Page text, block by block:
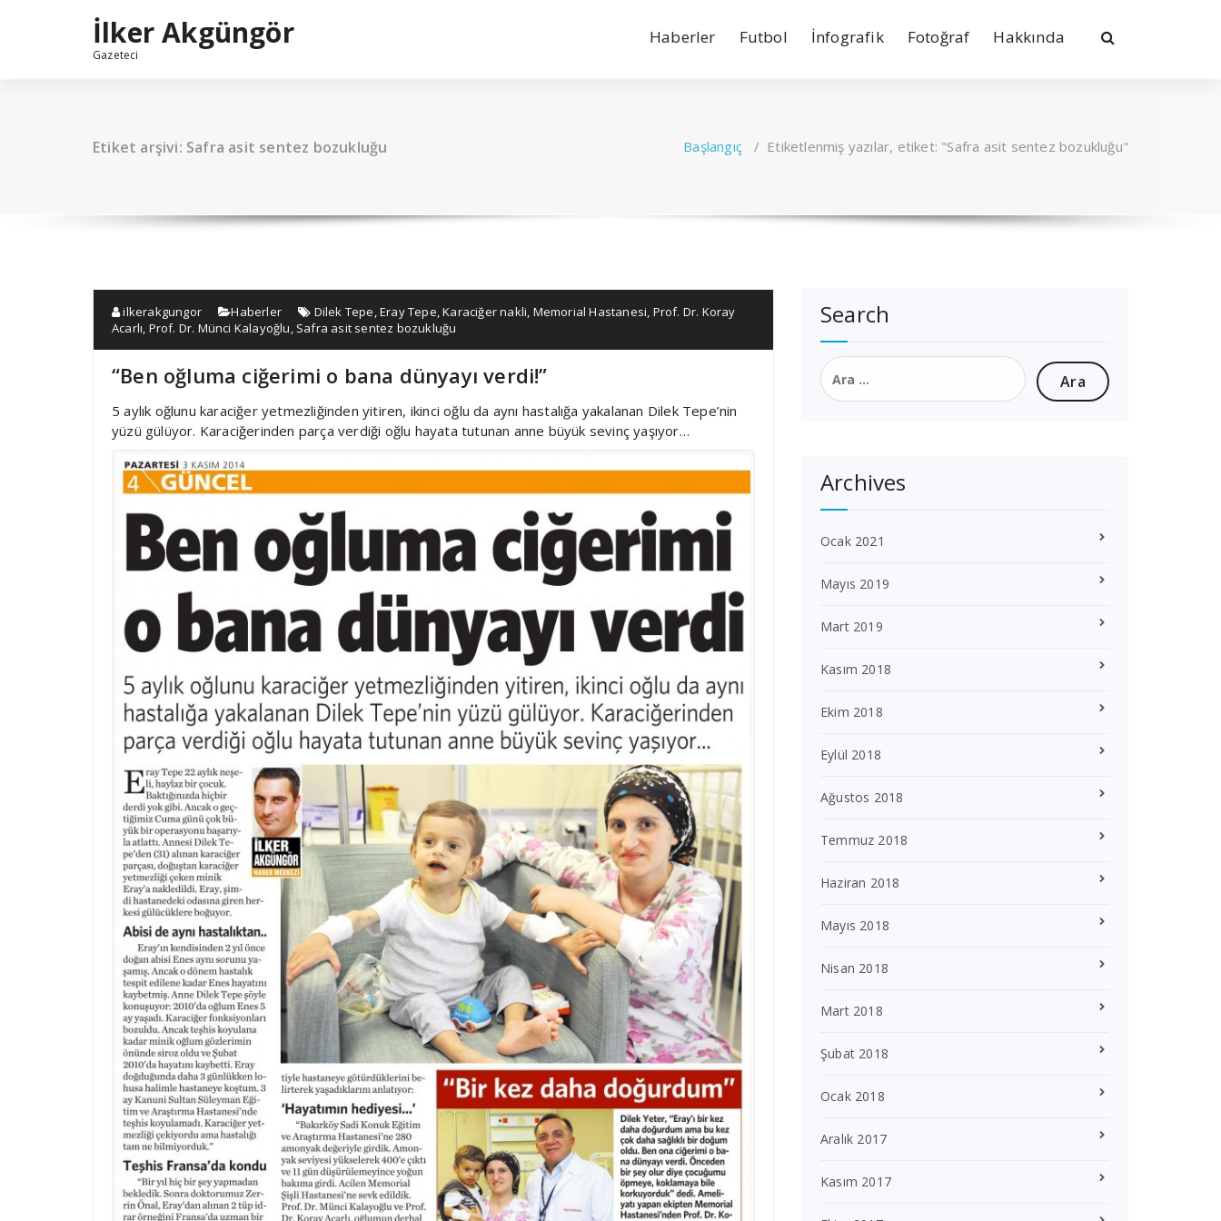
İlker Akgüngör
Gazeteci
Haberler Futbol İnfografik Fotoğraf Hakkında
Etiket arşivi: Safra asit sentez bozukluğu Başlangıç/ Etiketlenmiş yazılar, etiket: "Safra asit sentez bozukluğu"
ilkerakgungor Haberler Dilek Tepe,Eray Tepe,Karaciğer nakli, Memorial Hastanesi, Prof. Dr. Koray
Acarlı, Prof. Dr. Münci Kalayoğlu, Safra asit sentez bozukluğu
“Ben oğluma ciğerimi o bana dünyayı verdi!”
5 aylık oğlunu karaciğer yetmezliğinden yitiren, ikinci oğlu da aynı hastalığa yakalanan Dilek Tepe’nin
yüzü gülüyor. Karaciğerinden parça verdiği oğlu hayata tutunan anne büyük sevinç yaşıyor…
Search
Arama:
Archives
Ocak 2021
Mayıs 2019
Mart 2019
Kasım 2018
Ekim 2018
Eylül 2018
Ağustos 2018
Temmuz 2018
Haziran 2018
Mayıs 2018
Nisan 2018
Mart 2018
Şubat 2018
Ocak 2018
Aralık 2017
Kasım 2017